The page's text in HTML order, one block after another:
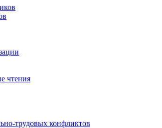
чтения
трудовых конфликтов